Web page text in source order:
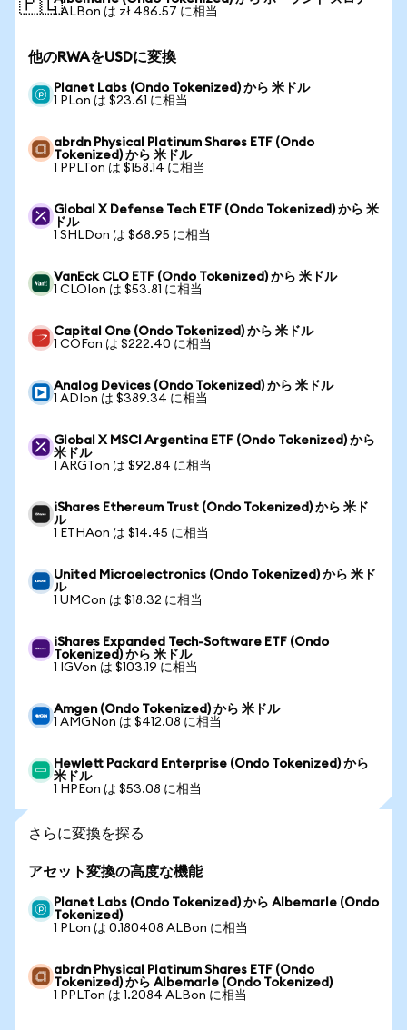
🇵🇱1 ALBon は zł 486.57 に相当
他のRWAをUSDに変換
Planet Labs (Ondo Tokenized) から 米ドル
1 PLon は $23.61 に相当
abrdn Physical Platinum Shares ETF (Ondo
Tokenized) から 米ドル
1 PPLTon は $158.14 に相当
Global X Defense Tech ETF (Ondo Tokenized) から 米
ドル
1 SHLDon は $68.95 に相当
VanEck CLO ETF (Ondo Tokenized) から 米ドル
1 CLOIon は $53.81 に相当
Capital One (Ondo Tokenized) から 米ドル
1 COFon は $222.40 に相当
Analog Devices (Ondo Tokenized) から 米ドル
1 ADIon は $389.34 に相当
Global X MSCI Argentina ETF (Ondo Tokenized) から
米ドル
1 ARGTon は $92.84 に相当
iShares Ethereum Trust (Ondo Tokenized) から 米ド
ル
1 ETHAon は $14.45 に相当
United Microelectronics (Ondo Tokenized) から 米ド
ル
1 UMCon は $18.32 に相当
iShares Expanded Tech-Software ETF (Ondo
Tokenized) から 米ドル
1 IGVon は $103.19 に相当
Amgen (Ondo Tokenized) から 米ドル
1 AMGNon は $412.08 に相当
Hewlett Packard Enterprise (Ondo Tokenized) から
米ドル
1 HPEon は $53.08 に相当
さらに変換を探る
アセット変換の高度な機能
Planet Labs (Ondo Tokenized) から Albemarle (Ondo
Tokenized)
1 PLon は 0.180408 ALBon に相当
abrdn Physical Platinum Shares ETF (Ondo
Tokenized) から Albemarle (Ondo Tokenized)
1 PPLTon は 1.2084 ALBon に相当